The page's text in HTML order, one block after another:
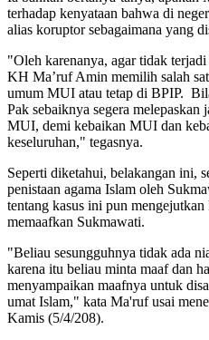
terhadap kenyataan bahwa di
alias koruptor sebagaimana yang
"Oleh karenanya, agar tidak
KH Ma’ruf Amin memilih salah
umum MUI atau tetap di BPIP.
Pak sebaiknya segera melepaskan
MUI, demi kebaikan MUI dan
keseluruhan," tegasnya.
Seperti diketahui, belakangan ini,
penistaan agama Islam oleh
tentang kasus ini pun
memaafkan Sukmawati.
"Beliau sesungguhnya tidak ada
karena itu beliau minta maaf dan
menyampaikan maafnya untuk
umat Islam," kata Ma'ruf usai
Kamis (5/4/208).